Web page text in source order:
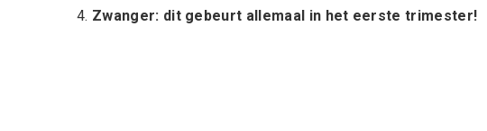
Zwanger: dit gebeurt allemaal in het eerste trimester!